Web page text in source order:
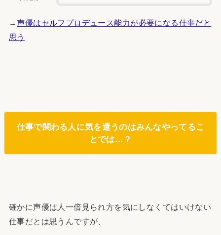
→声優はセルフプロデュース能力が必要になる仕事だと
思う
仕事で関わる人に気を遣うのはみんなやってるこ
とでは…？
確かに声優は人一倍見られ方を気にしなくてはいけない
仕事だとは思うんですが、